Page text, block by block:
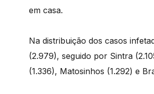
em casa.
Na distribuição dos casos
(2.979), seguido por Sintra
(1.336), Matosinhos (1.292) e